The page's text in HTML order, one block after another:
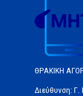
ΘΡΑΚΙΚΗ
Διεύθυνση: Γ.